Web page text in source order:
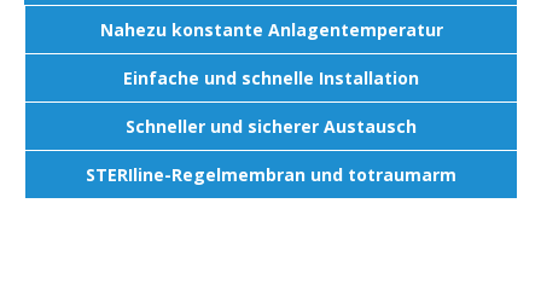
Nahezu konstante Anlagentemperatur
Einfache und schnelle Installation
Schneller und sicherer Austausch
STERIline-Regelmembran und totraumarm